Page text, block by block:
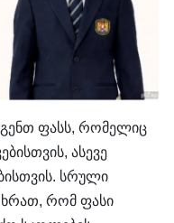
ფასს, რომელიც
ასევე
სრული
რომ ფასი